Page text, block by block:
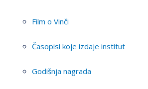
Film o Vinči
Časopisi koje izdaje institut
Godišnja nagrada